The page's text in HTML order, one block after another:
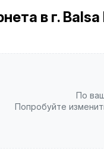
в г. Balsa
По
Попробуйте